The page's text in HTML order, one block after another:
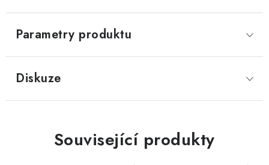
Parametry produktu
Diskuze
Související produkty